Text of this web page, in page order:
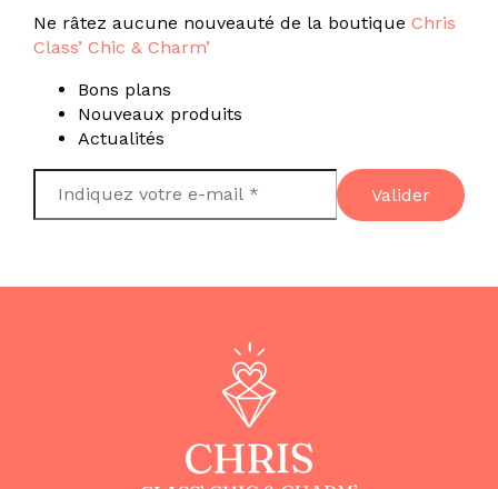
Ne râtez aucune nouveauté de la boutique Chris
Class’ Chic & Charm’
Bons plans
Nouveaux produits
Actualités